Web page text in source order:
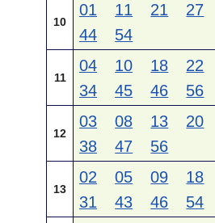
10
01 11 21 27
44
54
11
04 10 18 22
34
45 46 56
12
03 08 13 20
38
47 56
13
02 05 09 18
31
43 46 54